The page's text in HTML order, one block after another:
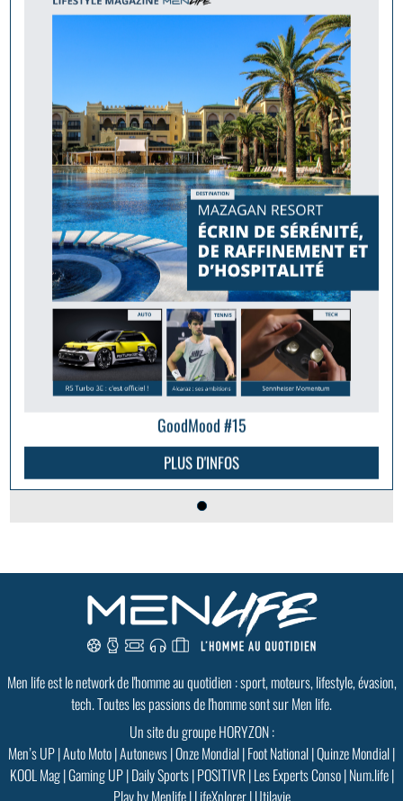
GoodMood #15
PLUS D'INFOS
Men life est le network de l'homme au quotidien : sport, moteurs, lifestyle, évasion,
tech. Toutes les passions de l'homme sont sur Men life.
Un site du groupe HORYZON :
Men’s UP|Auto Moto|Autonews|Onze Mondial|Foot National|Quinze Mondial|
KOOL Mag|Gaming UP|Daily Sports|POSITIVR|Les Experts Conso|Num.life|
Play by Menlife|LifeXplorer|Utilavie